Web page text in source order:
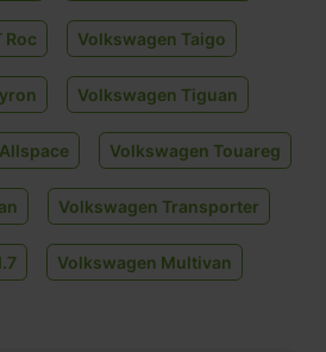
Roc Volkswagen Taigo
Volkswagen Tiguan
Volkswagen Touareg
Volkswagen Transporter
Volkswagen Multivan